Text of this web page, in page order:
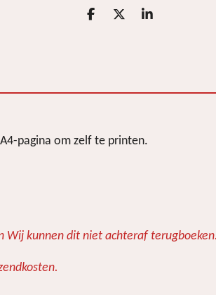
D
D
S
pagina om zelf te printen.
Wij kunnen dit niet achteraf